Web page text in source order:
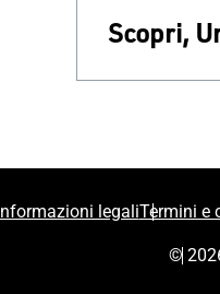
Scopri,
Informazioni legaliTermini e
©